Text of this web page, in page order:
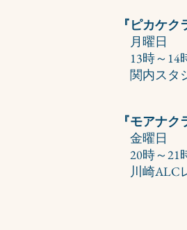
『ピカケ
月曜日
13時～14
関内スタ
『モアナク
金曜日
20時～21
川崎ALC